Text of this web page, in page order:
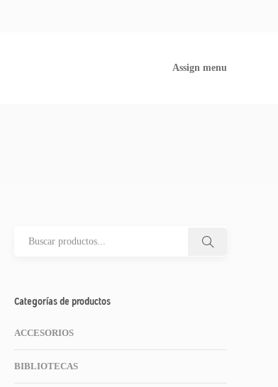
Assign menu
Categorías de productos
ACCESORIOS
BIBLIOTECAS